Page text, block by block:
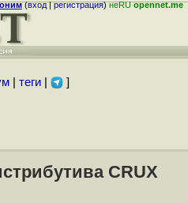
(вход|регистрация)неRUopennet.me
| теги| ]
CRUX